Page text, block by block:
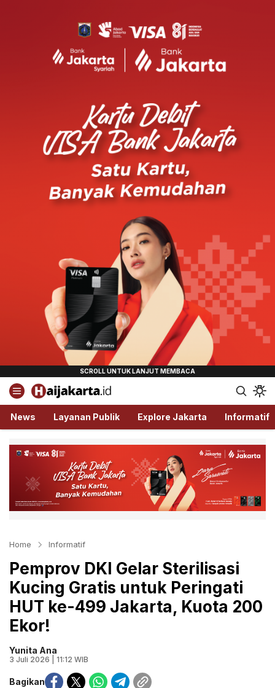
Haijakarta.id
Semua Tentang Jakarta Ada Disini!
News Layanan Publik Explore Jakarta Informatif
Home Informatif
Pemprov DKI Gelar Sterilisasi
Kucing Gratis untuk Peringati
HUT ke-499 Jakarta, Kuota 200
Ekor!
Yunita Ana
3 Juli 2026 | 11:12 WIB
Bagikan